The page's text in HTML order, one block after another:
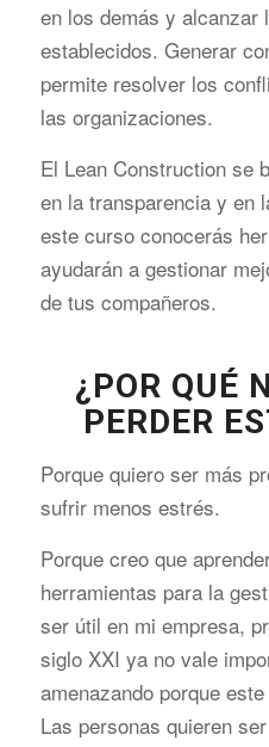
en los demás y alcanzar
establecidos. Generar
permite resolver los
las organizaciones.
El Lean Construction se
en la transparencia y en
este curso conocerás
ayudarán a gestionar
de tus compañeros.
¿POR QUÉ
PERDER
Porque quiero ser más
sufrir menos estrés.
Porque creo que
herramientas para la
ser útil en mi empresa,
siglo XXI ya no vale
amenazando porque
Las personas quieren